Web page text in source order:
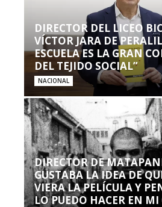
DIRECTOR DEL LICEO
VÍCTOR JARA DE
ESCUELA ES LA GRAN
DEL TEJIDO SOCIAL”
NACIONAL
DIRECTOR DE
GUSTABA LA IDEA DE
VIERA LA PELÍCULA Y
LO PUEDO HACER EN MI